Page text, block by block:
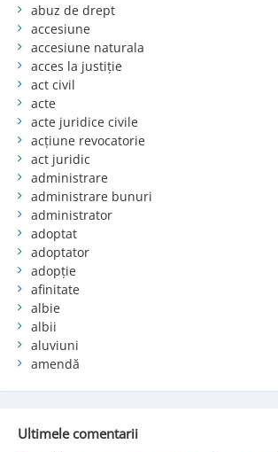
abuz de drept
accesiune
accesiune naturala
acces la justiție
act civil
acte
acte juridice civile
acțiune revocatorie
act juridic
administrare
administrare bunuri
administrator
adoptat
adoptator
adopție
afinitate
albie
albii
aluviuni
amendă
Ultimele comentarii